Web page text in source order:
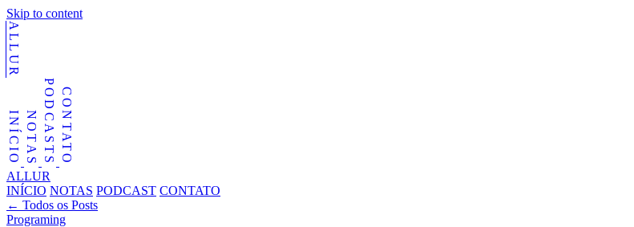
Skip to content
ALLUR
INÍCIONOTASPODCASTSCONTATO
ALLUR
INÍCIO NOTAS PODCAST CONTATO
← Todos os Posts
Programing